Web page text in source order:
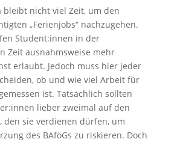
bleibt nicht viel Zeit, um den
„Ferienjobs“ nachzugehen.
Student:innen in der
Zeit ausnahmsweise mehr
erlaubt. Jedoch muss hier jeder
ob und wie viel Arbeit für
ist. Tatsächlich sollten
lieber zweimal auf den
den sie verdienen dürfen, um
des BAföGs zu riskieren. Doch